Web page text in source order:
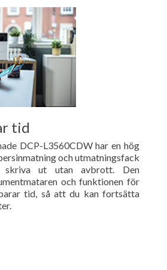
tid
DCP-L3560CDW har en hög
och utmatningsfack
ut utan avbrott. Den
och funktionen för
tid, så att du kan fortsätta